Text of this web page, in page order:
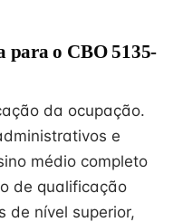
para o CBO 5135-
da ocupação.
e
médio completo
de qualificação
de nível superior,